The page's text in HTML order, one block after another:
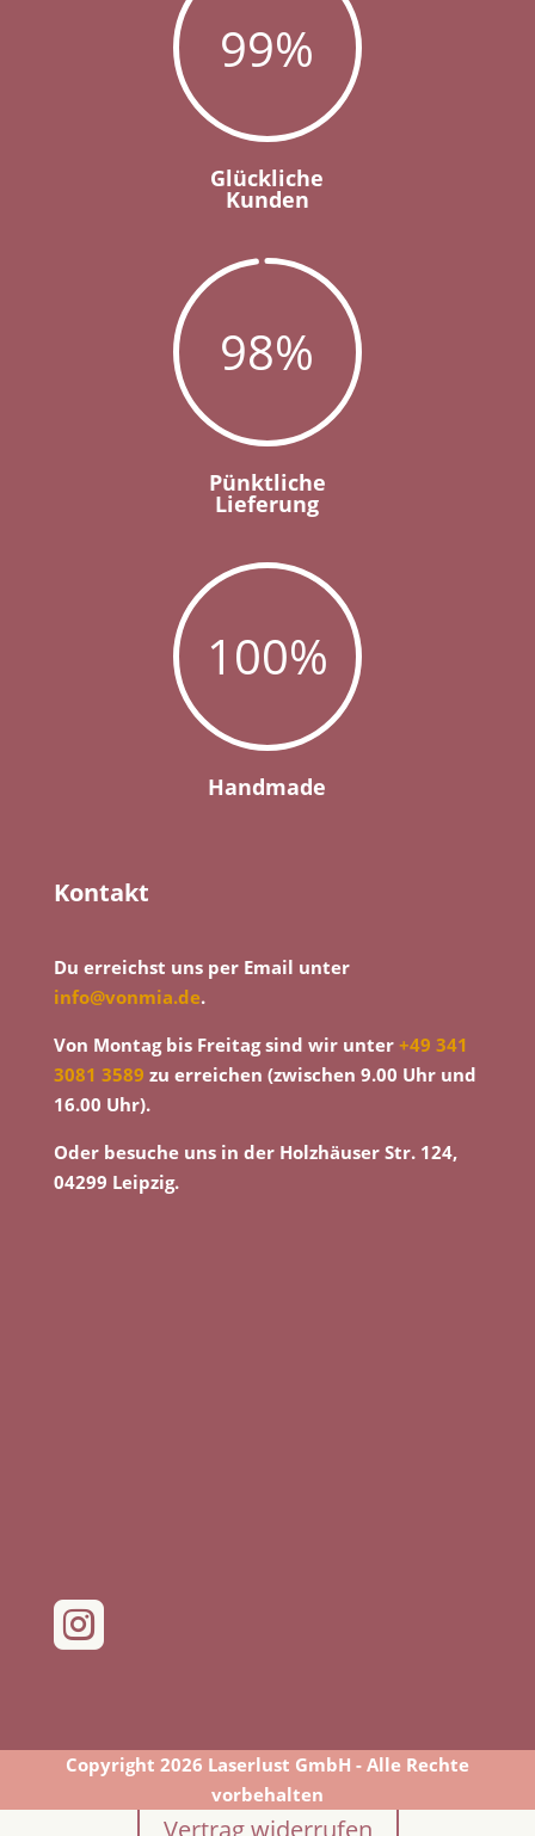
99%
Glückliche
Kunden
98%
Pünktliche
Lieferung
100%
Handmade
Kontakt
Du erreichst uns per Email unter
info@vonmia.de.
Von Montag bis Freitag sind wir unter +49 341
3081 3589 zu erreichen (zwischen 9.00 Uhr und
16.00 Uhr).
Oder besuche uns in der Holzhäuser Str. 124,
04299 Leipzig.

Copyright 2026 Laserlust GmbH - Alle Rechte
vorbehalten
Vertrag widerrufen